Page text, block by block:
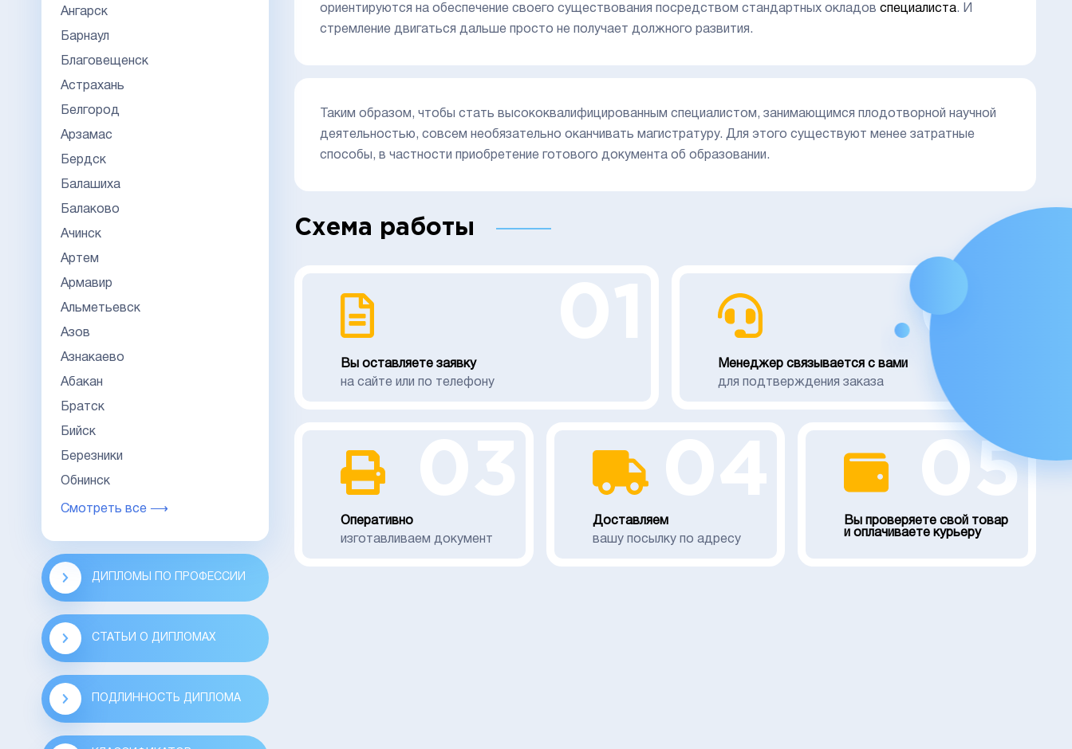
Ангарск
Барнаул
Благовещенск
Астрахань
Белгород
Арзамас
Бердск
Балашиха
Балаково
Ачинск
Артем
Армавир
Альметьевск
Азов
Азнакаево
Абакан
Братск
Бийск
Березники
Обнинск
Смотреть все ⟶
ДИПЛОМЫ ПО ПРОФЕССИИ
СТАТЬИ О ДИПЛОМАХ
ПОДЛИННОСТЬ ДИПЛОМА
ориентируются на обеспечение своего существования посредством стандартных окладовспециалиста. И
стремление двигаться дальше просто не получает должного развития.
Таким образом, чтобы стать высококвалифицированным специалистом, занимающимся плодотворной научной
деятельностью, совсем необязательно оканчивать магистратуру. Для этого существуют менее затратные
способы, в частности приобретение готового документа об образовании.
Схема работы
Вы оставляете заявку
на сайте или по телефону
02
Менеджер связывается с вами
для подтверждения заказа
Оперативно
изготавливаем документ
Доставляем
вашу посылку по адресу
05
Вы проверяете свой товар
и оплачиваете курьеру